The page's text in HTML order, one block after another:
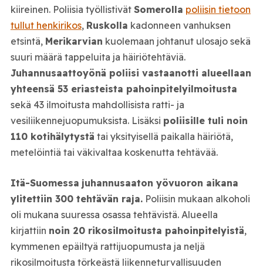
kiireinen. Poliisia työllistivät Somerolla poliisin tietoon
tullut henkirikos, Ruskolla kadonneen vanhuksen
etsintä, Merikarvian kuolemaan johtanut ulosajo sekä
suuri määrä tappeluita ja häiriötehtäviä.
Juhannusaattoyönä poliisi vastaanotti alueellaan
yhteensä 53 eriasteista pahoinpitelyilmoitusta
sekä 43 ilmoitusta mahdollisista ratti- ja
vesiliikennejuopumuksista. Lisäksi poliisille tuli noin
110 kotihälytystä tai yksityisellä paikalla häiriötä,
metelöintiä tai väkivaltaa koskenutta tehtävää.
Itä-Suomessa juhannusaaton yövuoron aikana
ylitettiin 300 tehtävän raja.Poliisin mukaan alkoholi
oli mukana suuressa osassa tehtävistä. Alueella
kirjattiin noin 20 rikosilmoitusta pahoinpitelyistä,
kymmenen epäiltyä rattijuopumusta ja neljä
rikosilmoitusta törkeästä liikenneturvallisuuden